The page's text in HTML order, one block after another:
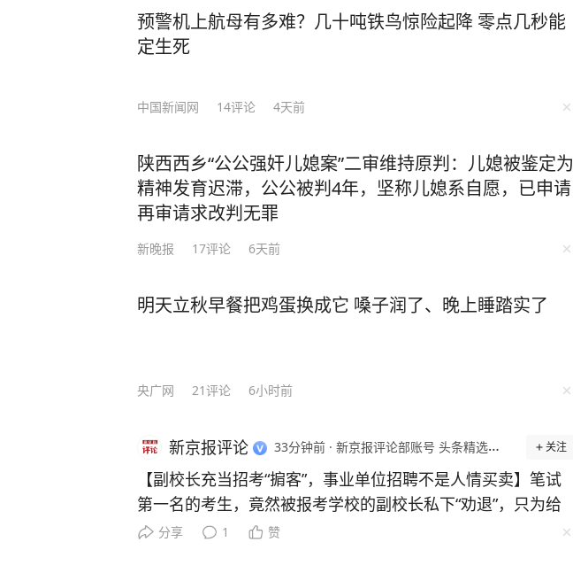
预警机上航母有多难？几十吨铁鸟惊险起降 零点几秒能
定生死
中国新闻网 14评论 4天前
陕西西乡“公公强奸儿媳案”二审维持原判：儿媳被鉴定为
精神发育迟滞，公公被判4年，坚称儿媳系自愿，已申请
再审请求改判无罪
新晚报 17评论 6天前
明天立秋早餐把鸡蛋换成它 嗓子润了、晚上睡踏实了
央广网 21评论 6小时前
新京报评论 33分钟前 · 新京报评论部账号 头条精选作者 关注
【副校长充当招考“掮客”，事业单位招聘不是人情买卖】笔试
第一名的考生，竟然被报考学校的副校长私下“劝退”，只为给
第二名“让路”。这场公然干预招考、践踏考试公平的闹剧，引
分享 1 赞